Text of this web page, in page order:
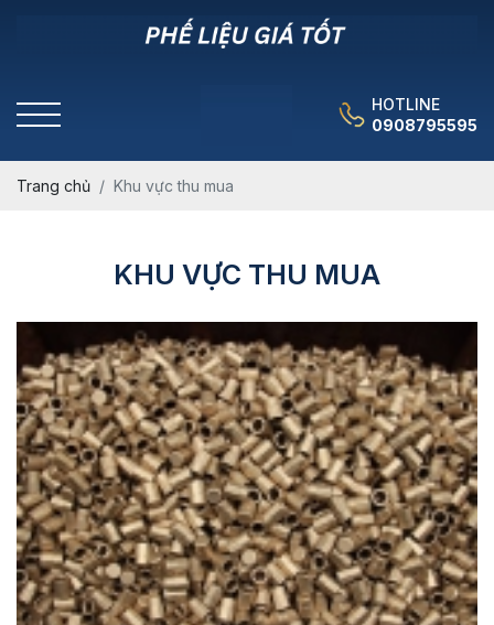
HOTLINE
0908795595
Trang chủ Khu vực thu mua
KHU VỰC THU MUA